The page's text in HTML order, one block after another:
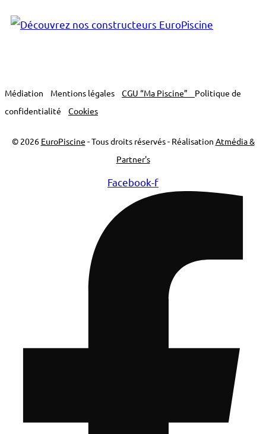
Médiation Mentions légales CGU “Ma Piscine” Politique de
confidentialité
Cookies
© 2026 EuroPiscine - Tous droits réservés - Réalisation Atmédia &
Partner's
Facebook-f